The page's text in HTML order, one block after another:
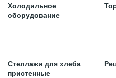
Холодильное
оборудование
Стеллажи для хлеба
пристенные